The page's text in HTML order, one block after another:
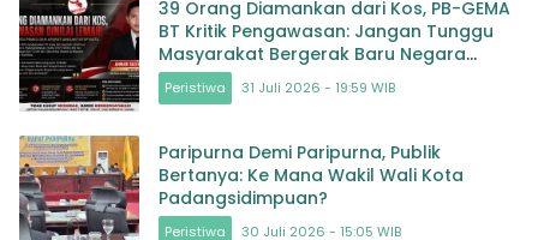
39 Orang Diamankan dari Kos, PB-GEMA
BT Kritik Pengawasan: Jangan Tunggu
Masyarakat Bergerak Baru Negara
Bertindak
Peristiwa 31 Juli 2026 - 19:59 WIB
Paripurna Demi Paripurna, Publik
Bertanya: Ke Mana Wakil Wali Kota
Padangsidimpuan?
Peristiwa 30 Juli 2026 - 15:05 WIB